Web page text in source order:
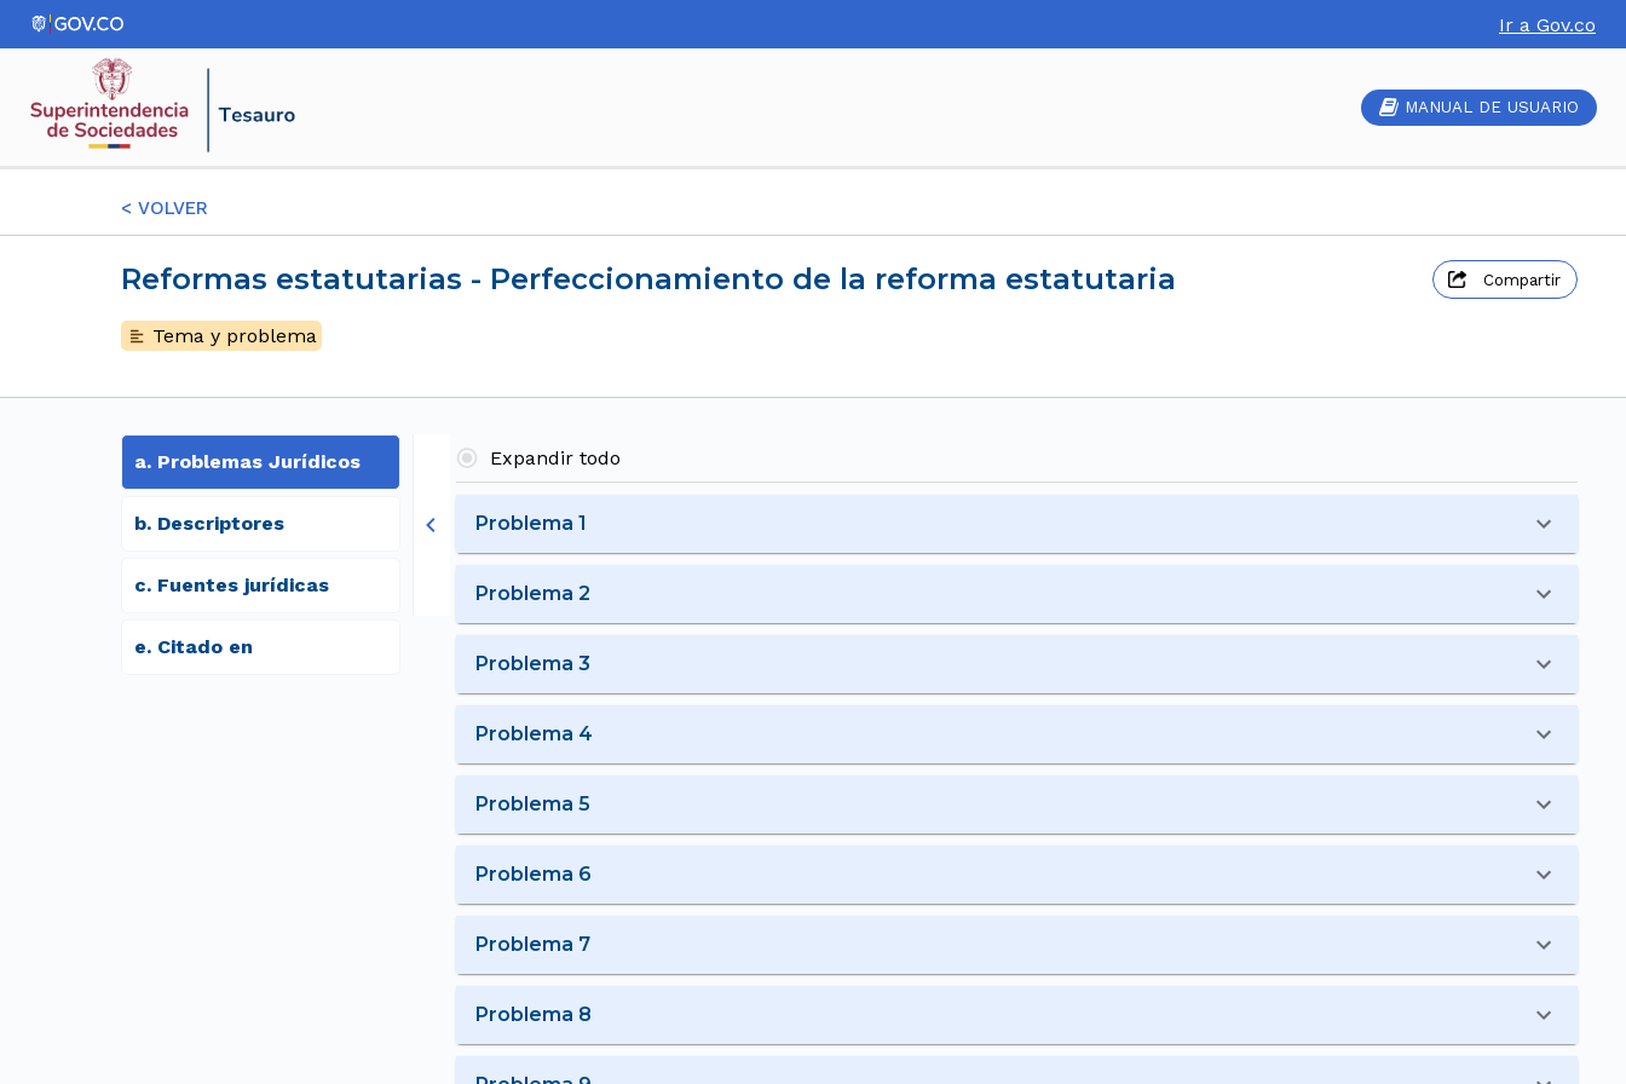
Ir a Gov.co
MANUAL DE USUARIO
< VOLVER
Reformas estatutarias - Perfeccionamiento de la reforma estatutaria Compartir
Tema y problema
a. Problemas Jurídicos
b. Descriptores
c. Fuentes jurídicas
e. Citado en
Expandir todo
Problema 1
Problema 2
Problema 3
Problema 4
Problema 5
Problema 6
Problema 7
Problema 8